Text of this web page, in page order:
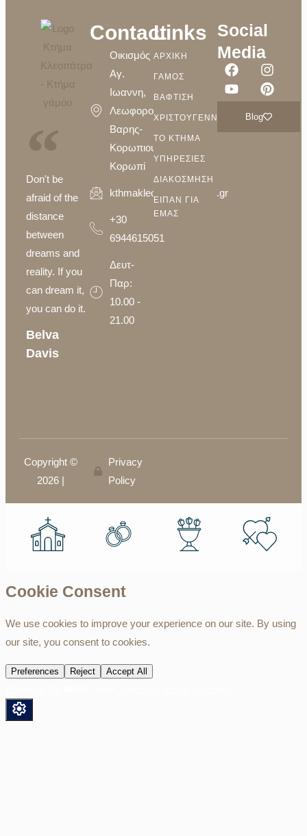
Don't be
afraid of the
distance
between
dreams and
reality. If you
can dream it,
you can do it.
Belva
Davis
Contact
Οικισμός
Αγ.
Ιωαννη,
Λεωφορος
Βαρης-
Κορωπιου,
Κορωπί
kthmakleopatra@yahoo.gr
+30
6944615051
Δευτ-
Παρ:
10.00 -
21.00
Links
ΑΡΧΙΚΗ
ΓΑΜΟΣ
ΒΑΦΤΙΣΗ
ΧΡΙΣΤΟΥΓΕΝΝΑ
ΤΟ ΚΤΗΜΑ
ΥΠΗΡΕΣΙΕΣ
ΔΙΑΚΟΣΜΗΣΗ
ΕΙΠΑΝ ΓΙΑ
ΕΜΑΣ
Social
Media
Blog
Copyright ©
2026 |
Privacy
Policy